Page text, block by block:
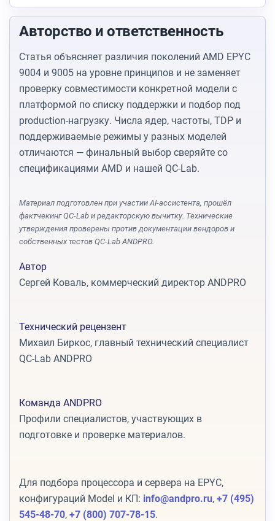
Авторство и ответственность
Статья объясняет различия поколений AMD EPYC
9004 и 9005 на уровне принципов и не заменяет
проверку совместимости конкретной модели с
платформой по списку поддержки и подбор под
production-нагрузку. Числа ядер, частоты, TDP и
поддерживаемые режимы у разных моделей
отличаются — финальный выбор сверяйте со
спецификациями AMD и нашей QC-Lab.
Материал подготовлен при участии AI-ассистента, прошёл
фактчекинг QC-Lab и редакторскую вычитку. Технические
утверждения проверены против документации вендоров и
собственных тестов QC-Lab ANDPRO.
Автор
Сергей Коваль, коммерческий директор ANDPRO
Технический рецензент
Михаил Биркос, главный технический специалист
QC-Lab ANDPRO
Команда ANDPRO
Профили специалистов, участвующих в
подготовке и проверке материалов.
Для подбора процессора и сервера на EPYC,
конфигураций Model и КП: info@andpro.ru, +7 (495)
545-48-70, +7 (800) 707-78-15.